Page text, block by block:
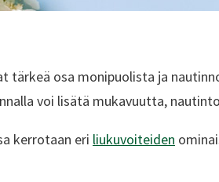
tärkeä osa monipuolista ja
voi lisätä mukavuutta,
kerrotaan eri liukuvoiteiden